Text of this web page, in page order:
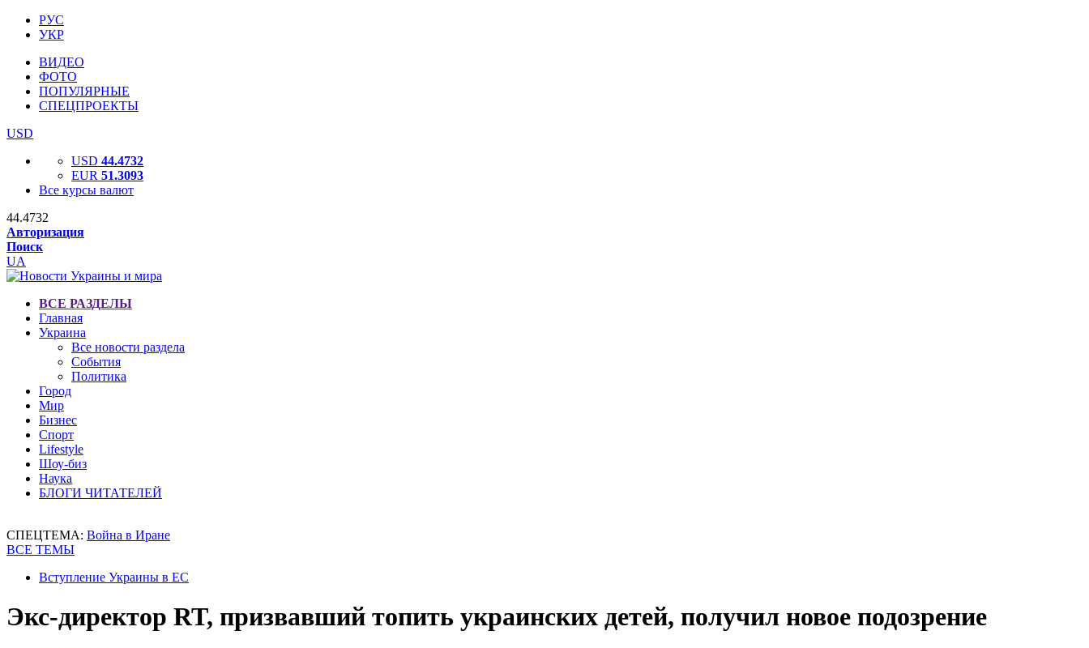
РУС
УКР
ВИДЕО
ФОТО
ПОПУЛЯРНЫЕ
СПЕЦПРОЕКТЫ
USD
USD 44.4732
EUR 51.3093
Все курсы валют
44.4732
Авторизация
Поиск
UA
ВСЕ РАЗДЕЛЫ
Главная
Украина
Все новости раздела
События
Политика
Город
Мир
Бизнес
Спорт
Lifestyle
Шоу-биз
Наука
БЛОГИ ЧИТАТЕЛЕЙ
СПЕЦТЕМА: Война в Иране
ВСЕ ТЕМЫ
Вступление Украины в ЕС
Экс-директор RT, призвавший топить украинских детей, получил новое подозрение